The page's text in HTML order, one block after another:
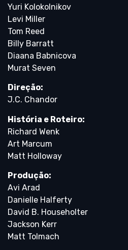
Yuri Kolokolnikov
Levi Miller
Tom Reed
Billy Barratt
Diaana Babnicova
Murat Seven
Direção:
J.C. Chandor
História e Roteiro:
Richard Wenk
Art Marcum
Matt Holloway
Produção:
Avi Arad
Danielle Halferty
David B. Householter
Jackson Kerr
Matt Tolmach